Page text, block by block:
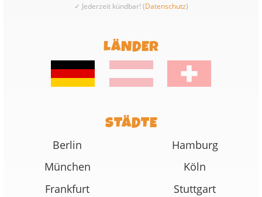
✓ Jederzeit kündbar! (Datenschutz)
LÄNDER
STÄDTE
Berlin
Hamburg
München
Köln
Frankfurt
Stuttgart